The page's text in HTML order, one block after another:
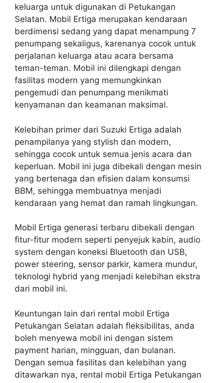
keluarga untuk digunakan di Petukangan
Selatan. Mobil Ertiga merupakan kendaraan
berdimensi sedang yang dapat menampung 7
penumpang sekaligus, karenanya cocok untuk
perjalanan keluarga atau acara bersama
teman-teman. Mobil ini dilengkapi dengan
fasilitas modern yang memungkinkan
pengemudi dan penumpang menikmati
kenyamanan dan keamanan maksimal.
Kelebihan primer dari Suzuki Ertiga adalah
penampilanya yang stylish dan modern,
sehingga cocok untuk semua jenis acara dan
keperluan. Mobil ini juga dibekali dengan mesin
yang bertenaga dan efisien dalam konsumsi
BBM, sehingga membuatnya menjadi
kendaraan yang hemat dan ramah lingkungan.
Mobil Ertiga generasi terbaru dibekali dengan
fitur-fitur modern seperti penyejuk kabin, audio
system dengan koneksi Bluetooth dan USB,
power steering, sensor parkir, kamera mundur,
teknologi hybrid yang menjadi kelebihan ekstra
dari mobil ini.
Keuntungan lain dari rental mobil Ertiga
Petukangan Selatan adalah fleksibilitas, anda
boleh menyewa mobil ini dengan sistem
payment harian, mingguan, dan bulanan.
Dengan semua fasilitas dan kelebihan yang
ditawarkan nya, rental mobil Ertiga Petukangan